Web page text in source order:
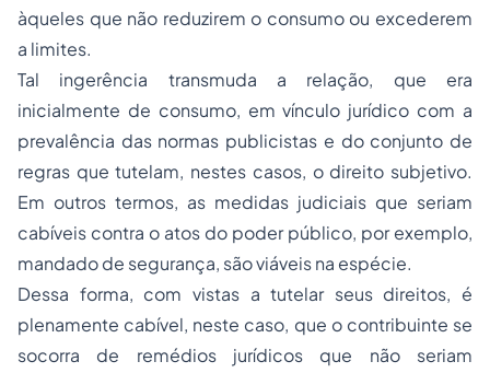
àqueles que não reduzirem o consumo ou excederem
a limites.
Tal ingerência transmuda a relação, que era
inicialmente de consumo, em vínculo jurídico com a
prevalência das normas publicistas e do conjunto de
regras que tutelam, nestes casos, o direito subjetivo.
Em outros termos, as medidas judiciais que seriam
cabíveis contra o atos do poder público, por exemplo,
mandado de segurança, são viáveis na espécie.
Dessa forma, com vistas a tutelar seus direitos, é
plenamente cabível, neste caso, que o contribuinte se
socorra de remédios jurídicos que não seriam